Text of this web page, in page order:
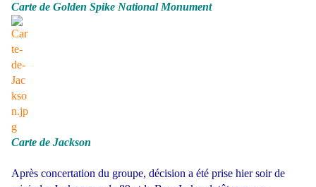
Carte de Golden Spike National Monument
Carte de Jackson
Après concertation du groupe, décision a été prise hier soir de